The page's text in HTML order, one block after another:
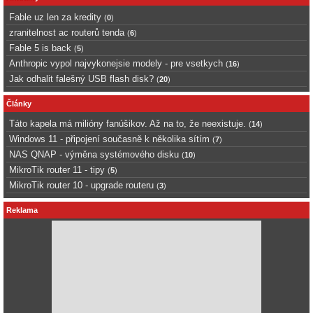
Fable uz len za kredity (0)
zranitelnost ac routerů tenda (6)
Fable 5 is back (5)
Anthropic vypol najvykonejsie modely - pre vsetkych (16)
Jak odhalit falešný USB flash disk? (20)
Články
Táto kapela má milióny fanúšikov. Až na to, že neexistuje. (14)
Windows 11 - připojení současně k několika sítím (7)
NAS QNAP - výměna systémového disku (10)
MikroTik router 11 - tipy (5)
MikroTik router 10 - upgrade routeru (3)
Reklama